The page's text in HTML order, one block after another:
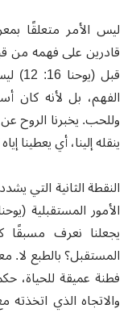
ليس الأمر متعلقًا
قادرين على فهمه من
قبل
الفهم، بل لأنه كان
وللحب. يخبرنا الروح
ينقله إلينا، أي يعطينا
النقطة الثانية التي
يجعلنا نعرف مسبقًا
المستقبل؟ بالطبع لا.
فطنة عميقة للحياة،
والاتجاه الذي